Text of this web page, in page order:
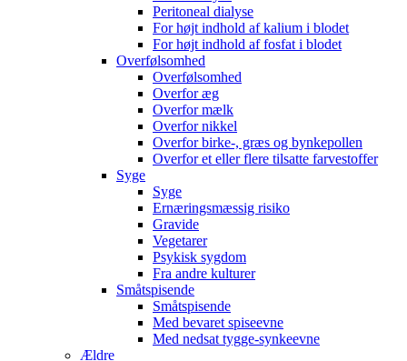
Peritoneal dialyse
For højt indhold af kalium i blodet
For højt indhold af fosfat i blodet
Overfølsomhed
Overfølsomhed
Overfor æg
Overfor mælk
Overfor nikkel
Overfor birke-, græs og bynkepollen
Overfor et eller flere tilsatte farvestoffer
Syge
Syge
Ernæringsmæssig risiko
Gravide
Vegetarer
Psykisk sygdom
Fra andre kulturer
Småtspisende
Småtspisende
Med bevaret spiseevne
Med nedsat tygge-synkeevne
Ældre